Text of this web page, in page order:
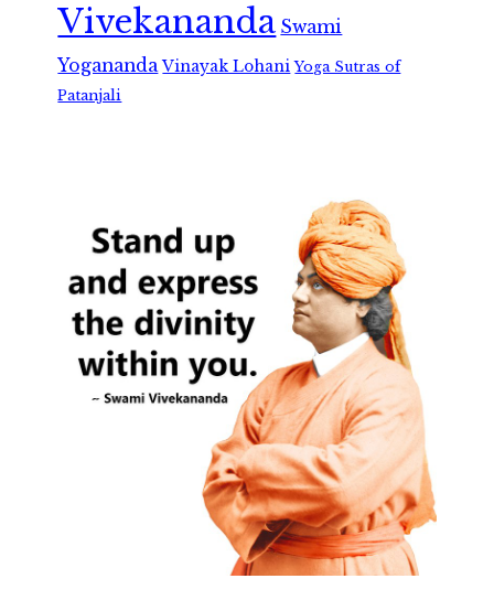
Vivekananda Swami
Yogananda Vinayak Lohani Yoga Sutras of
Patanjali